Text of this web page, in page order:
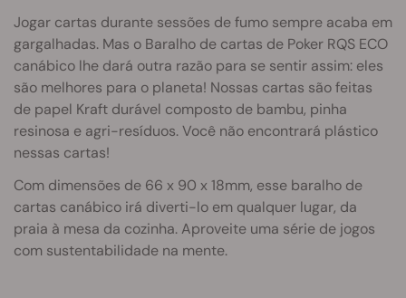
Jogar cartas durante sessões de fumo sempre acaba em
gargalhadas. Mas o Baralho de cartas de Poker RQS ECO
canábico lhe dará outra razão para se sentir assim: eles
são melhores para o planeta! Nossas cartas são feitas
de papel Kraft durável composto de bambu, pinha
resinosa e agri-resíduos. Você não encontrará plástico
nessas cartas!
Com dimensões de 66 x 90 x 18mm, esse baralho de
cartas canábico irá diverti-lo em qualquer lugar, da
praia à mesa da cozinha. Aproveite uma série de jogos
com sustentabilidade na mente.